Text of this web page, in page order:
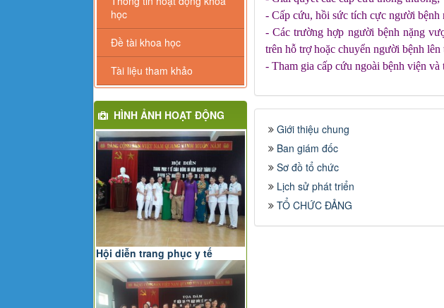
- Cấp cứu, hồi sức tích cực người bệnh
- Các trường hợp người bệnh nặng
trên hỗ trợ hoặc chuyển người bệnh lên
- Tham gia cấp cứu ngoài bệnh viện và
Giới thiệu chung
Ban giám đốc
Sơ đồ tổ chức
Lịch sử phát triển
TỔ CHỨC ĐẢNG
học
Đề tài khoa học
Tài liệu tham khảo
HÌNH ẢNH HOẠT ĐỘNG
Hội diễn trang phục y tế